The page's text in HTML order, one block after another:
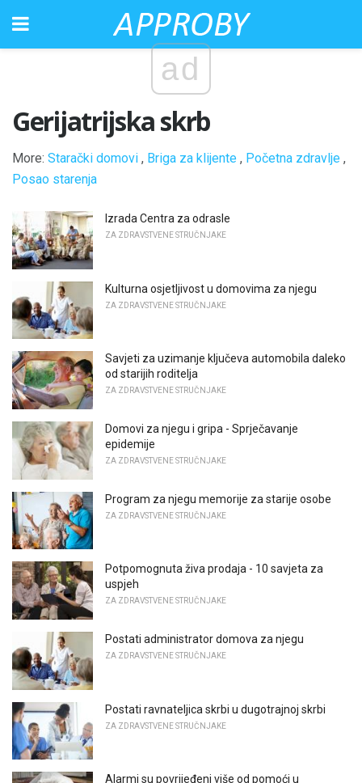
ad
Gerijatrijska skrb
More: Starački domovi , Briga za klijente , Početna zdravlje ,
Posao starenja
Izrada Centra za odrasle
ZA ZDRAVSTVENE STRUČNJAKE
Kulturna osjetljivost u domovima za njegu
ZA ZDRAVSTVENE STRUČNJAKE
Savjeti za uzimanje ključeva automobila daleko
od starijih roditelja
ZA ZDRAVSTVENE STRUČNJAKE
Domovi za njegu i gripa - Sprječavanje
epidemije
ZA ZDRAVSTVENE STRUČNJAKE
Program za njegu memorije za starije osobe
ZA ZDRAVSTVENE STRUČNJAKE
Potpomognuta živa prodaja - 10 savjeta za
uspjeh
ZA ZDRAVSTVENE STRUČNJAKE
Postati administrator domova za njegu
ZA ZDRAVSTVENE STRUČNJAKE
Postati ravnateljica skrbi u dugotrajnoj skrbi
ZA ZDRAVSTVENE STRUČNJAKE
Alarmi su povrijeđeni više od pomoći u